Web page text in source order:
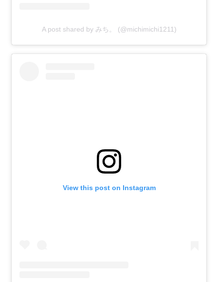
A post shared by みち。 (@michimichi1211)
View this post on Instagram